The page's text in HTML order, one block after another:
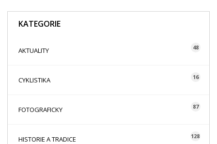
KATEGORIE
AKTUALITY 48
CYKLISTIKA 16
FOTOGRAFICKY 87
HISTORIE A TRADICE 128